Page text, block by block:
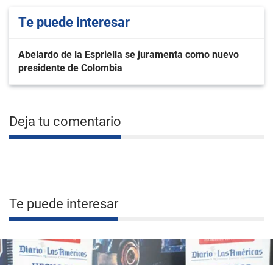
Te puede interesar
Abelardo de la Espriella se juramenta como nuevo
presidente de Colombia
Deja tu comentario
Te puede interesar